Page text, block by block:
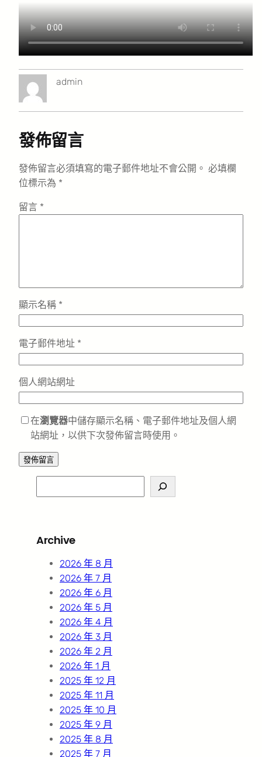
admin
發佈留言
發佈留言必須填寫的電子郵件地址不會公開。 必填欄
位標示為 *
留言 *
顯示名稱 *
電子郵件地址 *
個人網站網址
在瀏覽器中儲存顯示名稱、電子郵件地址及個人網
站網址，以供下次發佈留言時使用。
e
c
Archive
2026 年 8 月
2026 年 7 月
2026 年 6 月
2026 年 5 月
2026 年 4 月
2026 年 3 月
2026 年 2 月
2026 年 1 月
2025 年 12 月
2025 年 11 月
2025 年 10 月
2025 年 9 月
2025 年 8 月
2025 年 7 月